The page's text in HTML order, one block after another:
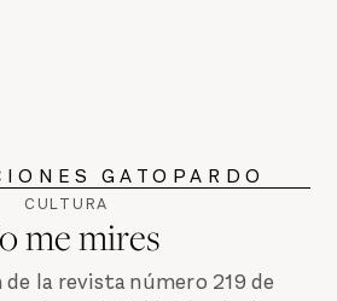
GATOPARDO
CULTURA
me mires
de la revista número 219 de